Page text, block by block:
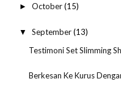
► October(15)
▼ September(13)
Testimoni Set Slimming
Berkesan Ke Kurus